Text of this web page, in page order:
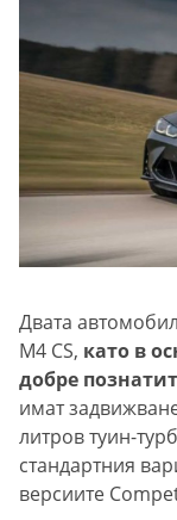
Двата
M4 CS, като в
добре
имат
литров туин-
стандартния
версиите